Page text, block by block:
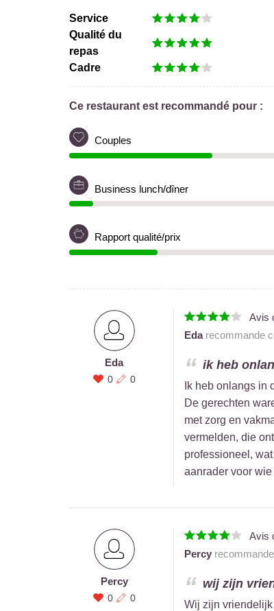
Service
Qualité du
repas
Cadre
Ce restaurant est recommandé pour :
Couples
Business lunch/dîner
Rapport qualité/prix
Eda
0 0
Avis
Edarecommande
ik heb
Ik heb onlangs in
De gerechten
met zorg en
vermelden, die
professioneel,
aanrader voor
Percy
0 0
Avis
Percy
wij zijn
Wij zijn